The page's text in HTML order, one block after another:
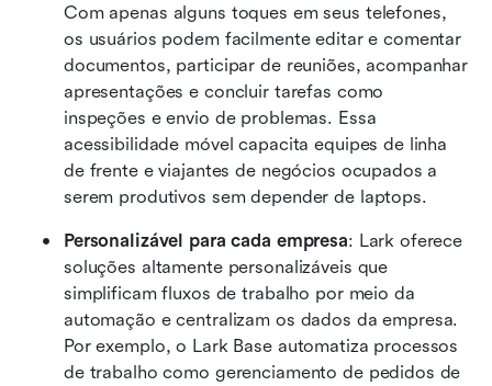
Com apenas alguns toques em seus telefones,
os usuários podem facilmente editar e comentar
documentos, participar de reuniões, acompanhar
apresentações e concluir tarefas como
inspeções e envio de problemas. Essa
acessibilidade móvel capacita equipes de linha
de frente e viajantes de negócios ocupados a
serem produtivos sem depender de laptops.
Personalizável para cada empresa: Lark oferece
soluções altamente personalizáveis que
simplificam fluxos de trabalho por meio da
automação e centralizam os dados da empresa.
Por exemplo, o Lark Base automatiza processos
de trabalho como gerenciamento de pedidos de